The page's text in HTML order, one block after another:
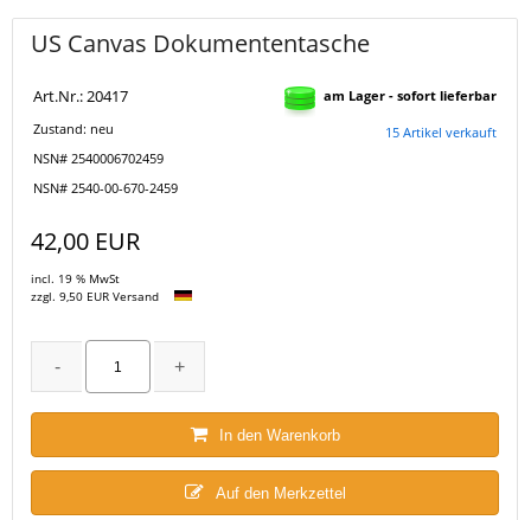
US Canvas Dokumententasche
Art.Nr.: 20417
Zustand: neu
NSN# 2540006702459
NSN# 2540-00-670-2459
am Lager - sofort lieferbar
15 Artikel verkauft
42,00 EUR
incl. 19 % MwSt
zzgl. 9,50 EUR Versand
In den Warenkorb
Auf den Merkzettel